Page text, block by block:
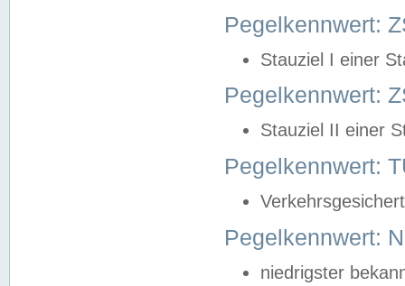
Pegelkennwert:
Stauziel I einer
Pegelkennwert:
Stauziel II einer
Pegelkennwert:
Pegelkennwert:
niedrigster